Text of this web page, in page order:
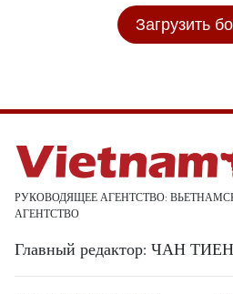
Загрузить
РУКОВОДЯЩЕЕ АГЕНТСТВО:
АГЕНТСТВО
Главный редактор: ЧАН